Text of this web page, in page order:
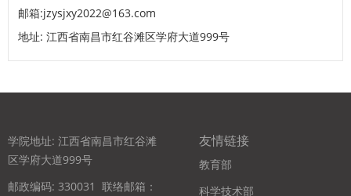
邮箱:jzysjxy2022@163.com
地址: 江西省南昌市红谷滩区学府大道999号
学院地址: 江西省南昌市红谷滩
区学府大道999号
邮政编码: 330031 联络邮箱：
友情链接
教育部
科学技术部